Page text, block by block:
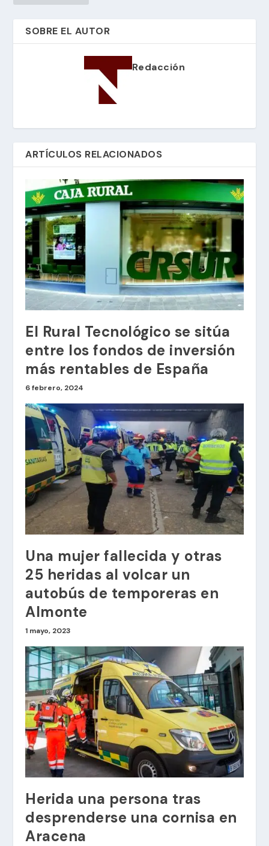
SOBRE EL AUTOR
Redacción
ARTÍCULOS RELACIONADOS
El Rural Tecnológico se sitúa
entre los fondos de inversión
más rentables de España
6 febrero, 2024
Una mujer fallecida y otras
25 heridas al volcar un
autobús de temporeras en
Almonte
1 mayo, 2023
Herida una persona tras
desprenderse una cornisa en
Aracena